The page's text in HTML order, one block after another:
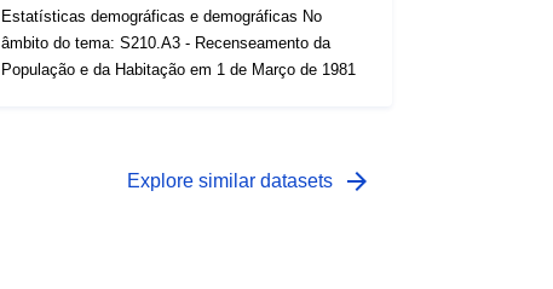
Estatísticas demográficas e demográficas No
âmbito do tema: S210.A3 - Recenseamento da
População e da Habitação em 1 de Março de 1981
Explore similar datasets arrow_forward